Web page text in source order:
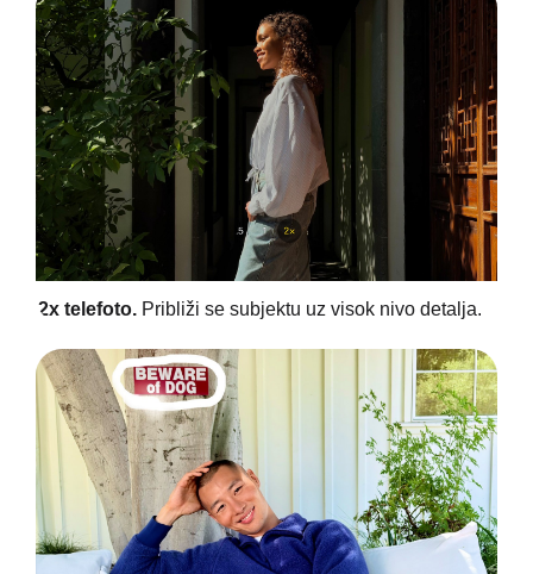
2x telefoto. Približi se subjektu uz visok nivo detalja.